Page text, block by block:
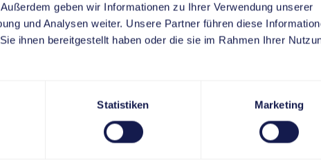
geben wir Informationen zu Ihrer Verwendung unserer
und Analysen weiter. Unsere Partner führen diese
ihnen bereitgestellt haben oder die sie im Rahmen Ihrer
Statistiken Marketing